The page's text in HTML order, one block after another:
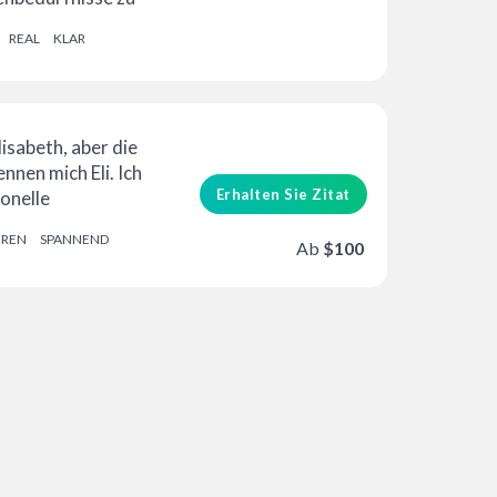
REAL KLAR
aber die
mich Eli. Ich
SPANNEND
Erhalten Sie Zitat
Ab $100